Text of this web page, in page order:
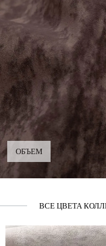
ОБЪЕМ
ВСЕ ЦВЕТА